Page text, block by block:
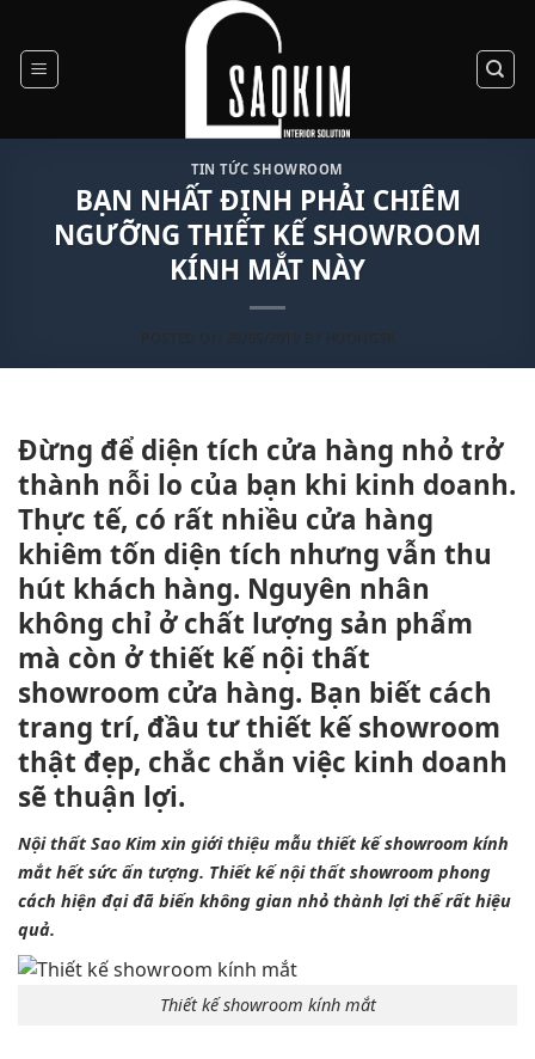
content
TIN TỨC SHOWROOM
BẠN NHẤT ĐỊNH PHẢI CHIÊM
NGƯỠNG THIẾT KẾ SHOWROOM
KÍNH MẮT NÀY
Đừng để diện tích cửa hàng nhỏ trở
thành nỗi lo của bạn khi kinh doanh.
Thực tế, có rất nhiều cửa hàng
khiêm tốn diện tích nhưng vẫn thu
hút khách hàng. Nguyên nhân
không chỉ ở chất lượng sản phẩm
mà còn ở thiết kế nội thất
showroom cửa hàng. Bạn biết cách
trang trí, đầu tư thiết kế showroom
thật đẹp, chắc chắn việc kinh doanh
sẽ thuận lợi.
Nội thất Sao Kim xin giới thiệu mẫu thiết kế showroom kính
mắt hết sức ấn tượng. Thiết kế nội thất showroom phong
cách hiện đại đã biến không gian nhỏ thành lợi thế rất hiệu
quả.
Thiết kế showroom kính mắt